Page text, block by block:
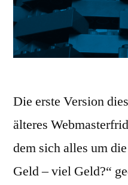
Die erste Version
älteres
dem sich alles um
Geld – viel Geld?“